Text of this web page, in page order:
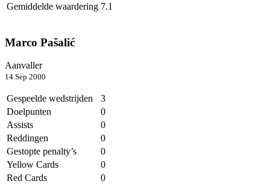
Gemiddelde waardering 7.1
Marco Pašalić
Aanvaller
14 Sep 2000
Gespeelde wedstrijden
3
Doelpunten
0
Assists
0
Reddingen
0
Gestopte penalty’s
0
Yellow Cards
0
Red Cards
0